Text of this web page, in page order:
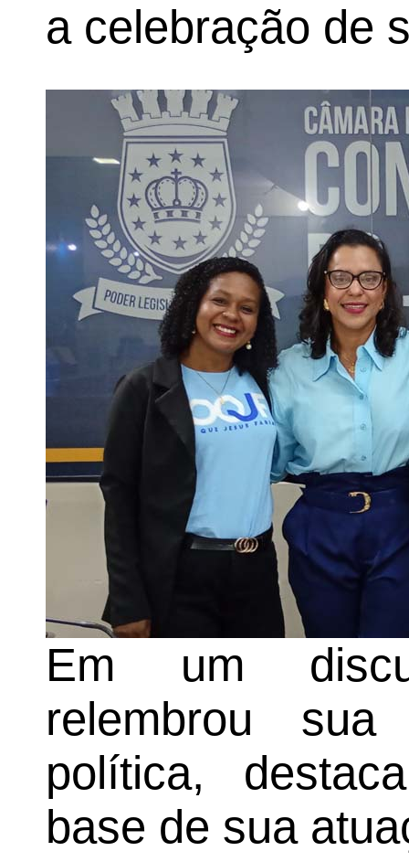
a celebração de
Em um
relembrou
política,
base de sua